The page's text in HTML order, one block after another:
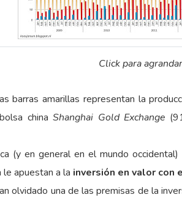
Click para agrandar
barras amarillas representan la
chinaShanghai Gold Exchange
(y en general en el mundo occidental)
apuestan a la inversión en valor con
olvidado una de las premisas de la